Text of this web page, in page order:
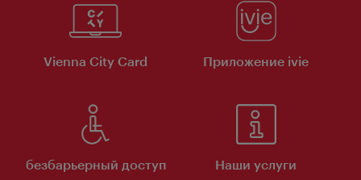
Vienna City Card Приложение ivie
безбарьерный доступ Наши услуги